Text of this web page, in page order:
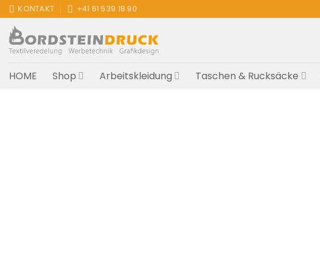
Zum
Inhalt
springen
KONTAKT +41 61 539 18 90
HOME Shop Arbeitskleidung Taschen & Rucksäcke